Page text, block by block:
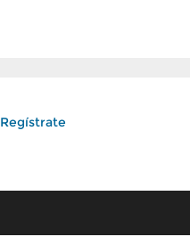
Regístrate